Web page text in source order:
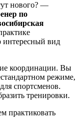
нового? —
по
интересный вид
координации. Вы
режиме,
спортсменов.
тренировки.